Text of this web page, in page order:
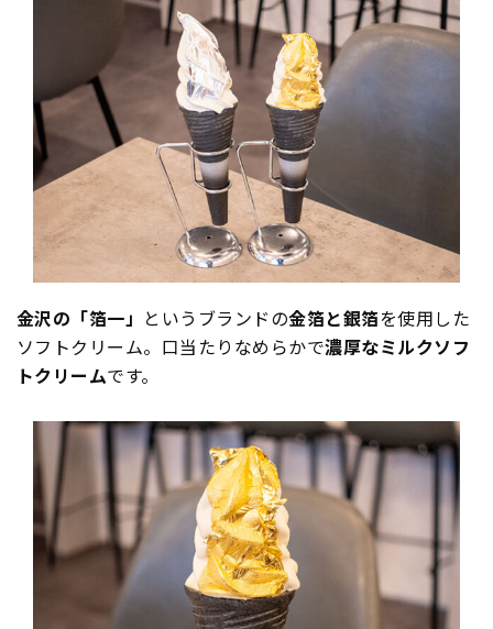
金沢の「箔一」 というブランドの金箔と銀箔を使用した
ソフトクリーム。口当たりなめらかで濃厚なミルクソフ
トクリームです。